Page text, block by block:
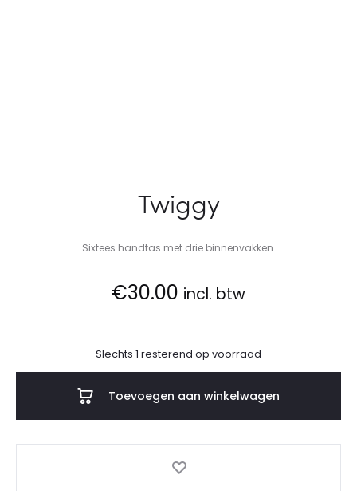
Twiggy
Sixtees handtas met drie binnenvakken.
€30.00 incl. btw
Slechts 1 resterend op voorraad
Toevoegen aan winkelwagen